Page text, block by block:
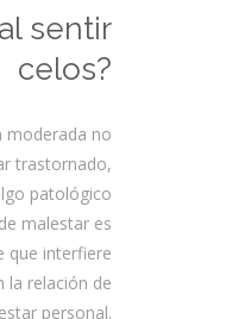
sentir
celos?
moderada no
trastornado,
patológico
malestar es
que interfiere
la relación de
personal.